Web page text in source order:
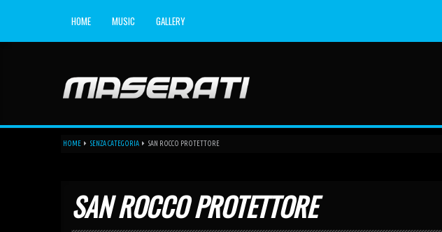
HOME MUSIC GALLERY
La Vida Loca (feat. BS) [Radio Edit]
La Vida Loca (feat. BS) [Club Mix]
Maserati
Anthem (Intro Mix)
Maserati
HOME SENZA CATEGORIA SAN ROCCO PROTETTORE
SAN ROCCO PROTETTORE